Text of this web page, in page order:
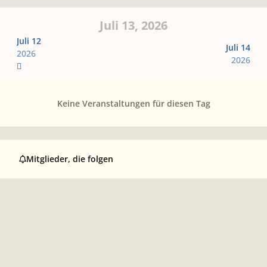
Juli 12
2026
Juli 13, 2026
Juli 14
2026
Keine Veranstaltungen für diesen Tag
Mitglieder, die folgen